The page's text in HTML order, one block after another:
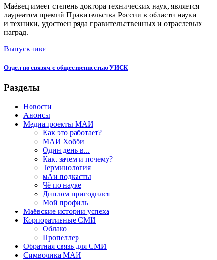
Маёвец имеет степень доктора технических наук, является
лауреатом премий Правительства России в области науки
и техники, удостоен ряда правительственных и отраслевых
наград.
Выпускники
Отдел по связям с общественностью УИСК
Разделы
Новости
Анонсы
Медиапроекты МАИ
Как это работает?
МАИ Хобби
Один день в...
Как, зачем и почему?
Терминология
мАи подкасты
Чё по науке
Диплом пригодился
Мой профиль
Маёвские истории успеха
Корпоративные СМИ
Облако
Пропеллер
Обратная связь для СМИ
Символика МАИ